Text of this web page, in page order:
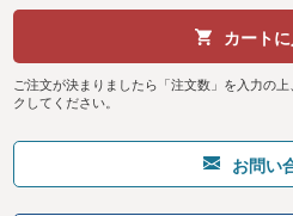
カート
ご注文が決まりましたら「注文数」を入力の
クしてください。
お問い